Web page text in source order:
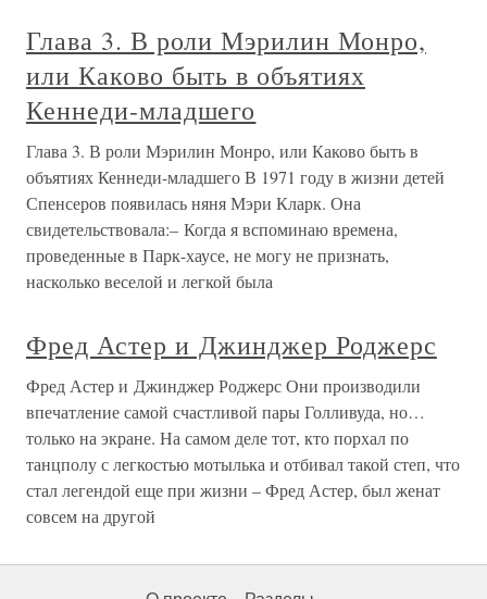
Глава 3. В роли Мэрилин Монро,
или Каково быть в объятиях
Кеннеди-младшего
Глава 3. В роли Мэрилин Монро, или Каково быть в
объятиях Кеннеди-младшего В 1971 году в жизни детей
Спенсеров появилась няня Мэри Кларк. Она
свидетельствовала:– Когда я вспоминаю времена,
проведенные в Парк-хаусе, не могу не признать,
насколько веселой и легкой была
Фред Астер и Джинджер Роджерс
Фред Астер и Джинджер Роджерс Они производили
впечатление самой счастливой пары Голливуда, но…
только на экране. На самом деле тот, кто порхал по
танцполу с легкостью мотылька и отбивал такой степ, что
стал легендой еще при жизни – Фред Астер, был женат
совсем на другой